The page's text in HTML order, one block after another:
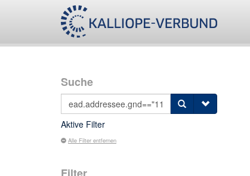
Suche
Aktive Filter
Alle Filter entfernen